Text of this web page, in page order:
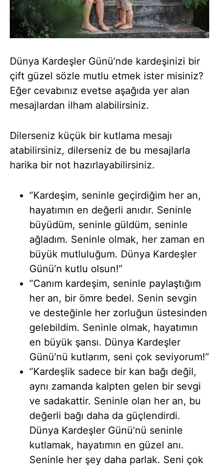
Dünya Kardeşler Günü’nde kardeşinizi bir
çift güzel sözle mutlu etmek ister misiniz?
Eğer cevabınız evetse aşağıda yer alan
mesajlardan ilham alabilirsiniz.
Dilerseniz küçük bir kutlama mesajı
atabilirsiniz, dilerseniz de bu mesajlarla
harika bir not hazırlayabilirsiniz.
“Kardeşim, seninle geçirdiğim her an,
hayatımın en değerli anıdır. Seninle
büyüdüm, seninle güldüm, seninle
ağladım. Seninle olmak, her zaman en
büyük mutluluğum. Dünya Kardeşler
Günü’n kutlu olsun!”
“Canım kardeşim, seninle paylaştığım
her an, bir ömre bedel. Senin sevgin
ve desteğinle her zorluğun üstesinden
gelebildim. Seninle olmak, hayatımın
en büyük şansı. Dünya Kardeşler
Günü’nü kutlarım, seni çok seviyorum!”
“Kardeşlik sadece bir kan bağı değil,
aynı zamanda kalpten gelen bir sevgi
ve sadakattir. Seninle olan her an, bu
değerli bağı daha da güçlendirdi.
Dünya Kardeşler Günü’nü seninle
kutlamak, hayatımın en güzel anı.
Seninle her şey daha parlak. Seni çok